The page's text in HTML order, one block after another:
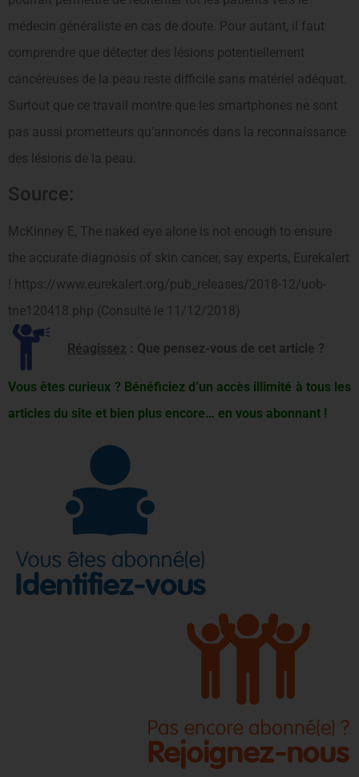
médecin généraliste en cas de doute. Pour autant, il faut
comprendre que détecter des lésions potentiellement
cancéreuses de la peau reste difficile sans matériel adéquat.
Surtout que ce travail montre que les smartphones ne sont
pas aussi prometteurs qu’annoncés dans la reconnaissance
des lésions de la peau.
Source:
McKinney E, The naked eye alone is not enough to ensure
the accurate diagnosis of skin cancer, say experts, Eurekalert
! https://www.eurekalert.org/pub_releases/2018-12/uob-
tne120418.php (Consulté le 11/12/2018)
Réagissez : Que pensez-vous de cet article ?
Vous êtes curieux ? Bénéficiez d’un accès illimité à tous les
articles du site et bien plus encore… en vous abonnant !